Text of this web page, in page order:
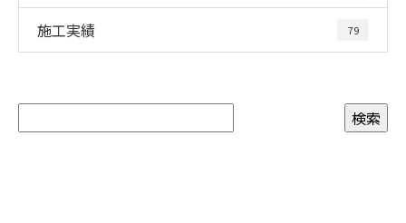
施工実績 79